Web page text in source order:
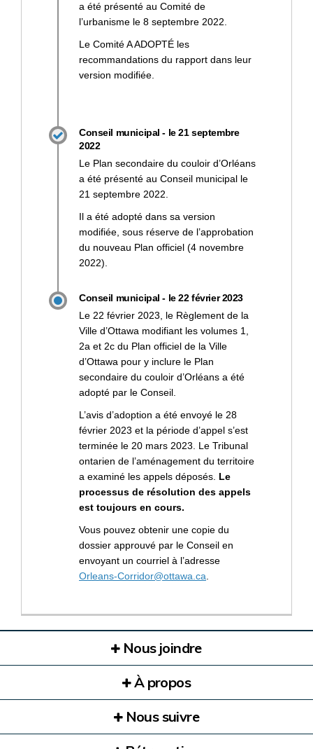
a été présenté au Comité de
l’urbanisme le 8 septembre 2022.
Le Comité A ADOPTÉ les
recommandations du rapport dans leur
version modifiée.
Conseil municipal - le 21 septembre
2022
Le Plan secondaire du couloir d’Orléans
a été présenté au Conseil municipal le
21 septembre 2022.
Il a été adopté dans sa version
modifiée, sous réserve de l’approbation
du nouveau Plan officiel (4 novembre
2022).
Conseil municipal - le 22 février 2023
Le 22 février 2023, le Règlement de la
Ville d’Ottawa modifiant les volumes 1,
2a et 2c du Plan officiel de la Ville
d’Ottawa pour y inclure le Plan
secondaire du couloir d’Orléans a été
adopté par le Conseil.
L’avis d’adoption a été envoyé le 28
février 2023 et la période d’appel s’est
terminée le 20 mars 2023. Le Tribunal
ontarien de l’aménagement du territoire
a examiné les appels déposés. Le
processus de résolution des appels
est toujours en cours.
Vous pouvez obtenir une copie du
dossier approuvé par le Conseil en
envoyant un courriel à l’adresse
Orleans-Corridor@ottawa.ca
Nous joindre
À propos
Nous suivre